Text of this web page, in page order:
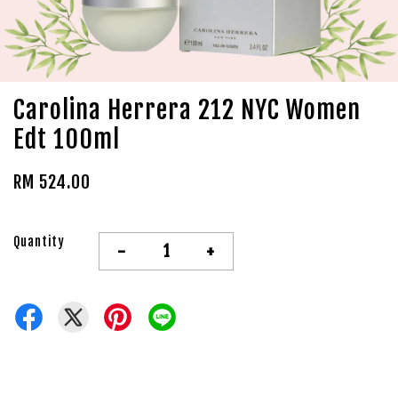
Carolina Herrera 212 NYC Women
Edt 100ml
RM 524.00
Quantity - +